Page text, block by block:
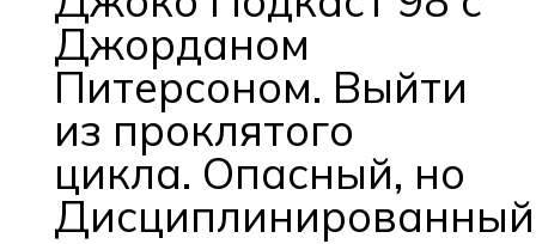
Джорданом
Питерсоном. Выйти
из проклятого
цикла. Опасный, но
Дисциплинированный